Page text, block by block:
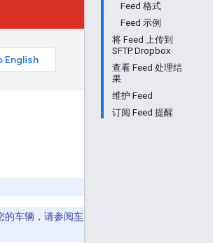
Feed 格式
Feed 示例
将 Feed 上传到
SFTP Dropbox
查看 Feed 处理结
果
维护 Feed
订阅 Feed 提醒
的车辆，请参阅车